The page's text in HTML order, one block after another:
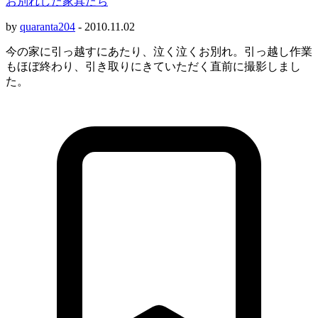
by quaranta204 - 2010.11.02
今の家に引っ越すにあたり、泣く泣くお別れ。引っ越し作業
もほぼ終わり、引き取りにきていただく直前に撮影しまし
た。